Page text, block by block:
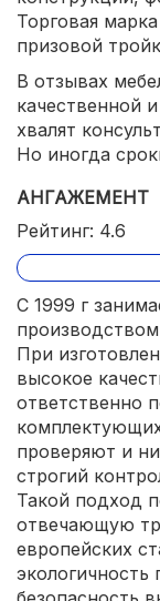
Торговая
призовой
В отзывах
качественной
хвалят
Но иногда
АНГАЖЕМЕНТ
Рейтинг: 4.6
С 1999 г
При
высокое
ответственно
проверяют и
строгий
Такой подход
отвечающую
европейских